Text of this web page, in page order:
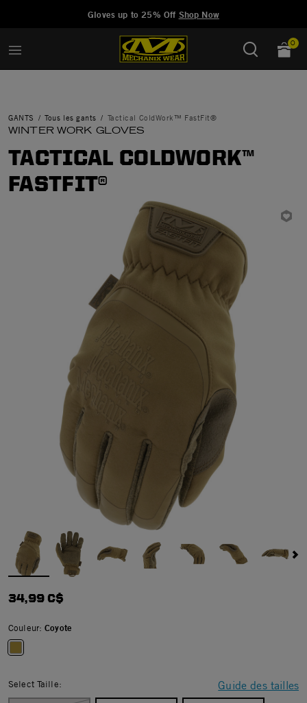
Gloves up to 25% Off Shop Now
0
GANTS Tous les gants Tactical ColdWork™ FastFit®
WINTER WORK GLOVES
TACTICAL COLDWORK™
FASTFIT®
34,99 C$
Couleur:Coyote
Guide des tailles
Select Taille:
Manage Wishlist